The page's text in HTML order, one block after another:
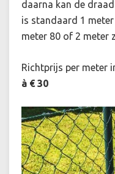
daarna kan de
is standaard 1
meter 80 of 2 meter
Richtprijs per meter
à € 30